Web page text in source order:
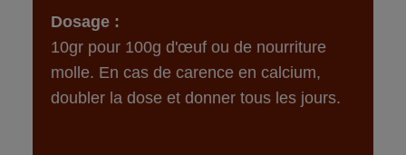
Dosage :
10gr pour 100g d'œuf ou de nourriture
molle. En cas de carence en calcium,
doubler la dose et donner tous les jours.